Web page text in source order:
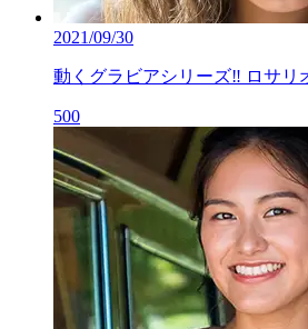
2021/09/30
動くグラビアシリーズ‼ ロサリ
500